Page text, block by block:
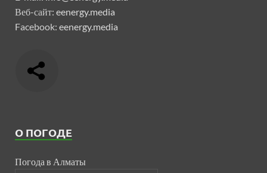
Веб-сайт: eenergy.media
Facebook: eenergy.media
О ПОГОДЕ
Погода в Алматы